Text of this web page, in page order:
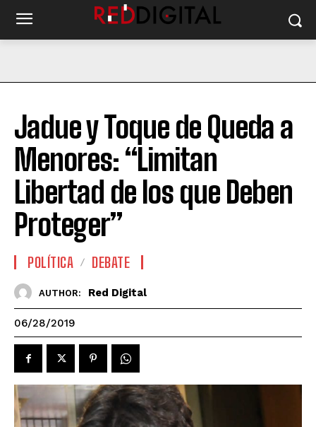
Jadue y Toque de Queda a
Menores: “Limitan
Libertad de los que Deben
Proteger”
POLÍTICA DEBATE
AUTHOR: Red Digital
06/28/2019